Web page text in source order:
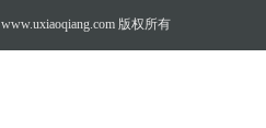
www.uxiaoqiang.com 版权所有